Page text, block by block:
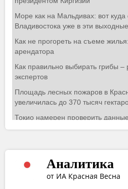
Аналитика
от ИА Красная Весна